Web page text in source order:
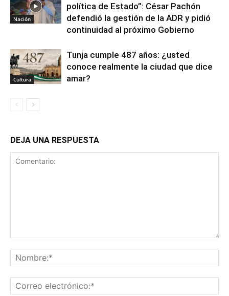
Nación
política de Estado”: César Pachón
defendió la gestión de la ADR y pidió
continuidad al próximo Gobierno
Cultura
Tunja cumple 487 años: ¿usted
conoce realmente la ciudad que dice
amar?
DEJA UNA RESPUESTA